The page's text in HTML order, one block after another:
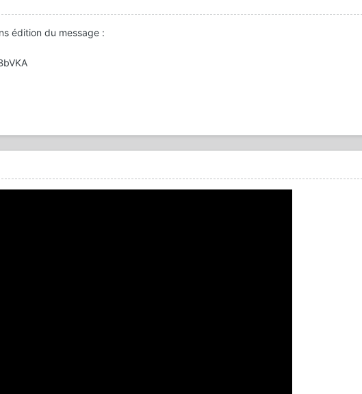
édition du message :